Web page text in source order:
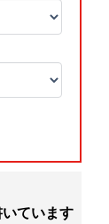
ています